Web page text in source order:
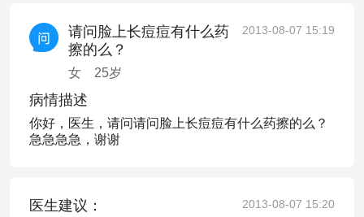
请问脸上长痘痘有什么药
擦的么？
女 25岁
2013-08-07 15:19
病情描述
你好，医生，请问请问脸上长痘痘有什么药擦的么？
急急急急，谢谢
医生建议： 2013-08-07 15:20